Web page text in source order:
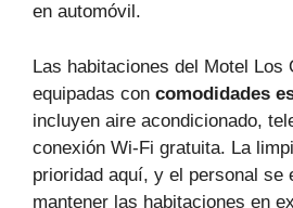
en automóvil.
Las habitaciones del Motel Los
equipadas con comodidades
incluyen aire acondicionado,
conexión Wi-Fi gratuita. La
prioridad aquí, y el personal se
mantener las habitaciones en